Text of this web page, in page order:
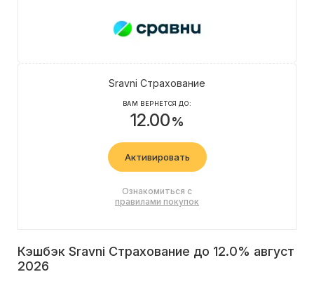
Sravni Страхование
ВАМ ВЕРНЕТСЯ ДО:
12.00%
Активировать
Ознакомиться с
правилами покупок
Кэшбэк Sravni Страхование до 12.0% август
2026